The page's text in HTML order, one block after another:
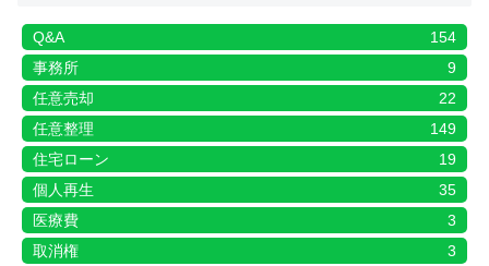
Q&A
154
事務所
9
任意売却
22
任意整理
149
住宅ローン
19
個人再生
35
医療費
3
取消権
3